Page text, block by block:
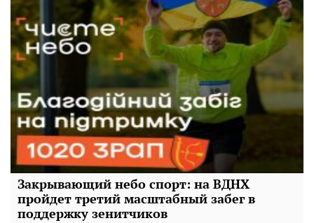
Закрывающий небо спорт: на ВДНХ
пройдет третий масштабный забег в
поддержку зенитчиков